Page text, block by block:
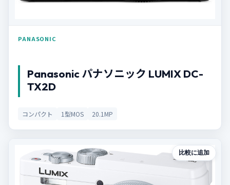
PANASONIC
Panasonic パナソニック LUMIX DC-
TX2D
コンパクト 1型MOS 20.1MP
比較に追加